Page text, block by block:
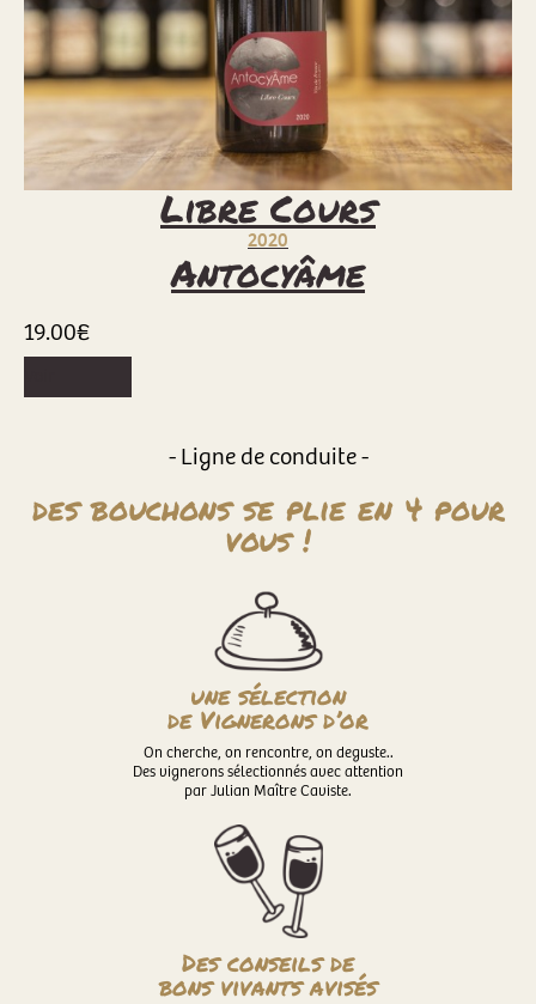
Libre Cours
2020
Antocyâme
19.00€
- Ligne de conduite -
des bouchons se plie en 4 pour
vous !
une sélection
de Vignerons d’or
On cherche, on rencontre, on deguste..
Des vignerons sélectionnés avec attention
par Julian Maître Caviste.
Des conseils de
bons vivants avisés